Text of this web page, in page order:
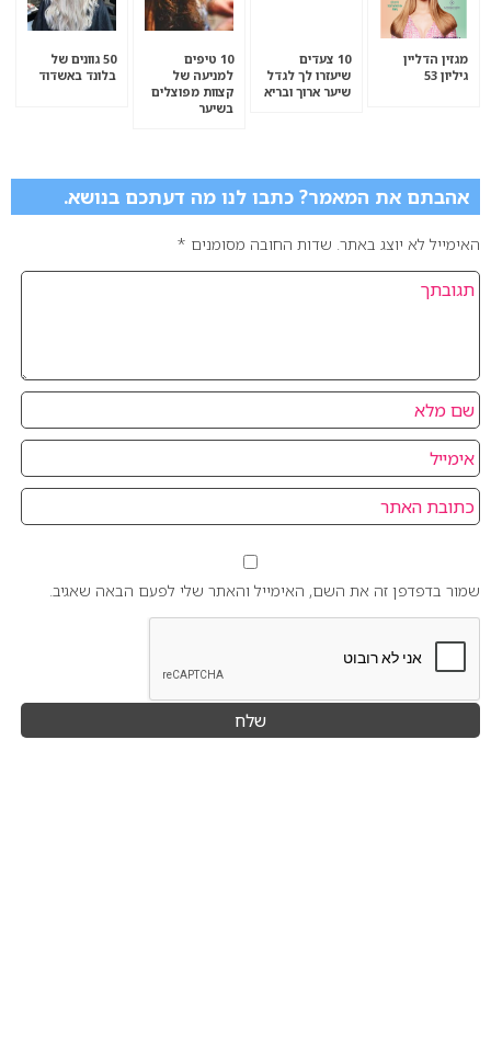
מגזין הדליין
גיליון 53
10 צעדים
שיעזרו לך לגדל
שיער ארוך ובריא
10 טיפים
למניעה של
קצוות מפוצלים
בשיער
50 גוונים של
בלונד באשדוד
אהבתם את המאמר? כתבו לנו מה דעתכם בנושא.
האימייל לא יוצג באתר. שדות החובה מסומנים *
שמור בדפדפן זה את השם, האימייל והאתר שלי לפעם הבאה שאגיב.